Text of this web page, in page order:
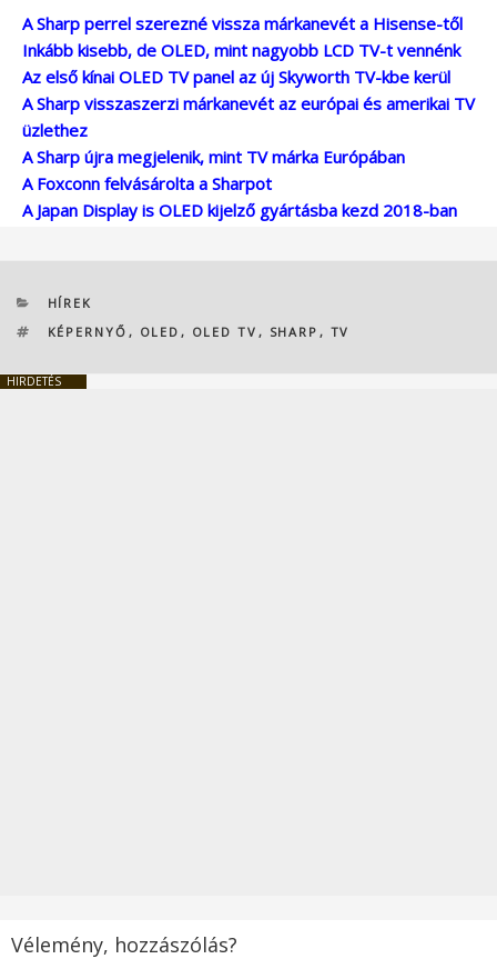
A Sharp perrel szerezné vissza márkanevét a Hisense-től
Inkább kisebb, de OLED, mint nagyobb LCD TV-t vennénk
Az első kínai OLED TV panel az új Skyworth TV-kbe kerül
A Sharp visszaszerzi márkanevét az európai és amerikai TV
üzlethez
A Sharp újra megjelenik, mint TV márka Európában
A Foxconn felvásárolta a Sharpot
A Japan Display is OLED kijelző gyártásba kezd 2018-ban
KATEGÓRIÁK
HÍREK
CÍMKÉK
KÉPERNYŐ , OLED , OLED TV , SHARP , TV
HIRDETÉS
Vélemény, hozzászólás?